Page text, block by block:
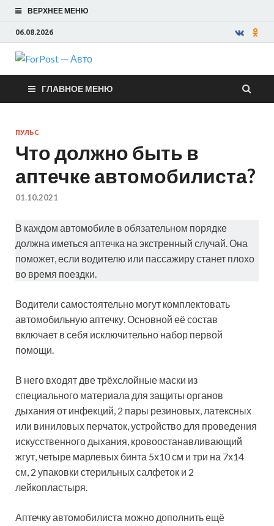
ВЕРХНЕЕ МЕНЮ
06.08.2026
ForPost —
Авто
ГЛАВНОЕ МЕНЮ
ПУЛЬС
Что должно быть в
аптечке автомобилиста?
01.10.2021
В каждом автомобиле в обязательном порядке
должна иметься аптечка на экстренный случай. Она
поможет, если водителю или пассажиру станет плохо
во время поездки.
Водители самостоятельно могут комплектовать
автомобильную аптечку. Основной её состав
включает в себя исключительно набор первой
помощи.
В него входят две трёхслойные маски из
специального материала для защиты органов
дыхания от инфекций, 2 пары резиновых, латексных
или виниловых перчаток, устройство для проведения
искусственного дыхания, кровоостанавливающий
жгут, четыре марлевых бинта 5х10 см и три на 7х14
см, 2 упаковки стерильных салфеток и 2
лейкопластыря.
Аптечку автомобилиста можно дополнить ещё